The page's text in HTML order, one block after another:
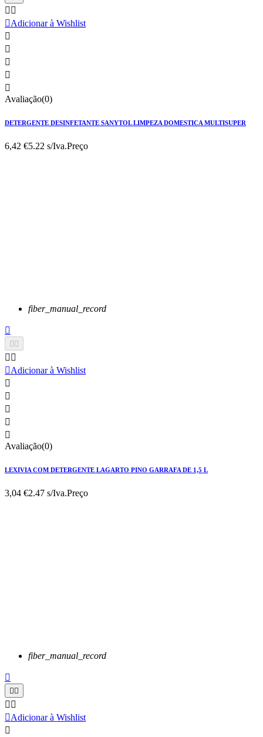
 
Adicionar à Wishlist





Avaliação(0)
DETERGENTE DESINFETANTE SANYTOL LIMPEZA DOMESTICA MULTISUPER
6,42 €5.22 s/Iva.Preço
fiber_manual_record


 
Adicionar à Wishlist





Avaliação(0)
LEXIVIA COM DETERGENTE LAGARTO PINO GARRAFA DE 1,5 L
3,04 €2.47 s/Iva.Preço
fiber_manual_record


 
Adicionar à Wishlist
